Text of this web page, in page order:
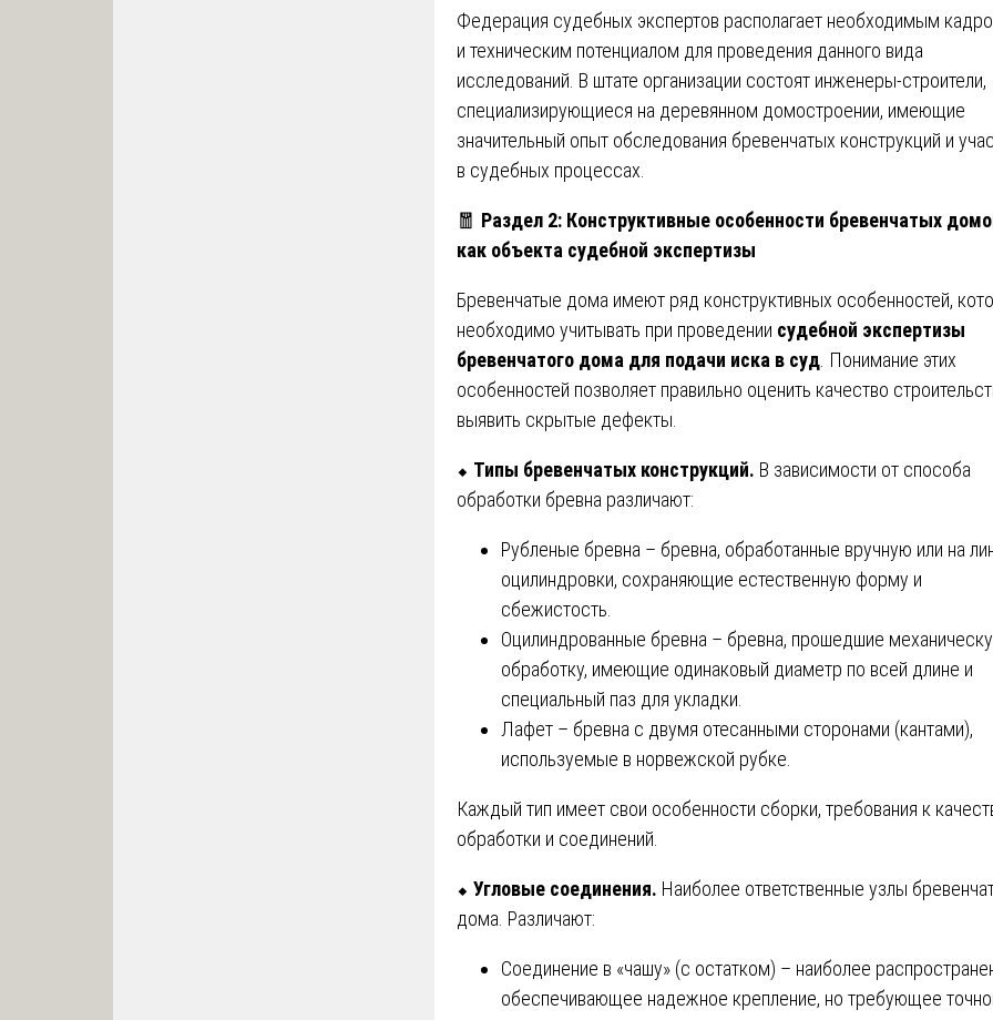
Федерация судебных экспертов располагает необходимым
и техническим потенциалом для проведения данного вида
исследований. В штате организации состоят инженеры-строители,
специализирующиеся на деревянном домостроении, имеющие
значительный опыт обследования бревенчатых конструкций и
в судебных процессах.
🧧 Раздел 2: Конструктивные особенности бревенчатых
как объекта судебной экспертизы
Бревенчатые дома имеют ряд конструктивных особенностей,
необходимо учитывать при проведении судебной экспертизы
бревенчатого дома для подачи иска в суд . Понимание этих
особенностей позволяет правильно оценить качество
выявить скрытые дефекты.
⬥ Типы бревенчатых конструкций. В зависимости от способа
обработки бревна различают:
Рубленые бревна – бревна, обработанные вручную или на
оцилиндровки, сохраняющие естественную форму и
сбежистость.
Оцилиндрованные бревна – бревна, прошедшие
обработку, имеющие одинаковый диаметр по всей длине и
специальный паз для укладки.
Лафет – бревна с двумя отесанными сторонами (кантами),
используемые в норвежской рубке.
Каждый тип имеет свои особенности сборки, требования к
обработки и соединений.
⬥ Угловые соединения. Наиболее ответственные узлы
дома. Различают:
Соединение в «чашу» (с остатком) – наиболее
обеспечивающее надежное крепление, но требующее